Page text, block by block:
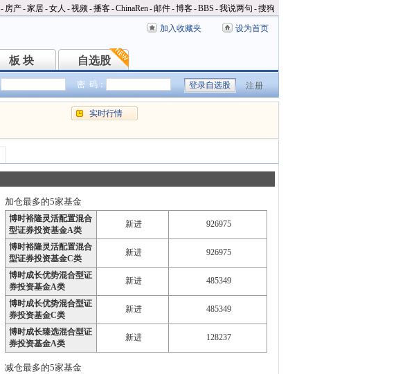
- 房产-家居-女人 -视频-播客-ChinaRen-邮件-博客-BBS -我说两句 -搜狗
加入收藏夹 设为首页
板 块
板 块 自选股
自选股
密 码： 注册
实时行情
加仓最多的5家基金
博时裕隆灵活配置混合
型证券投资基金A类
新进 926975
博时裕隆灵活配置混合
型证券投资基金C类
新进 926975
博时成长优势混合型证
券投资基金A类
新进 485349
博时成长优势混合型证
券投资基金C类
新进 485349
博时成长臻选混合型证
券投资基金A类
新进 128237
减仓最多的5家基金